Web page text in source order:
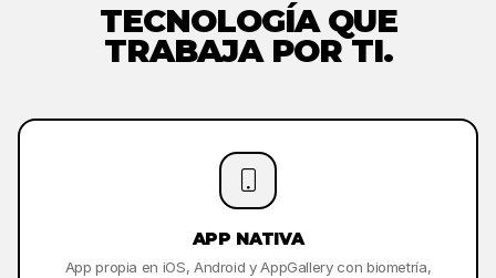
TECNOLOGÍA QUE
TRABAJA POR TI.
APP NATIVA
App propia en iOS, Android y AppGallery con biometría,